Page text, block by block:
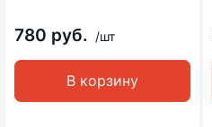
780 руб. /шт
В корзину